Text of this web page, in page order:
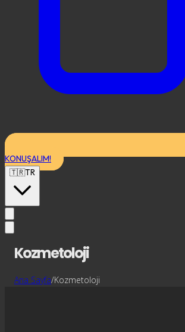
KONUŞALIM!
🇹🇷TR
Kozmetoloji
Ana Sayfa/Kozmetoloji